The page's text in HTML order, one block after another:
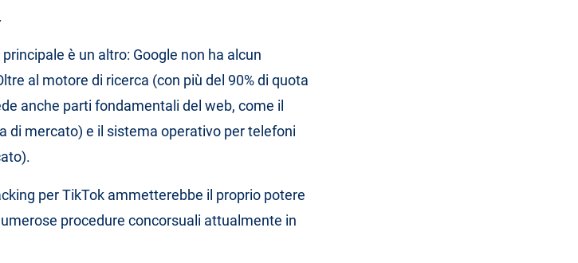
è un altro: Google non ha alcun
al motore di ricerca (con più del 90% di quota
anche parti fondamentali del web, come il
di mercato) e il sistema operativo per telefoni
per TikTok ammetterebbe il proprio potere
procedure concorsuali attualmente in